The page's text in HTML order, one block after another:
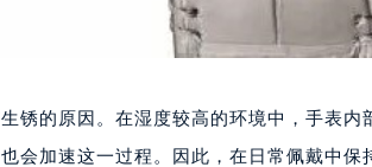
锈的原因。在湿度较高的环境中，手表
会加速这一过程。因此，在日常佩戴中保